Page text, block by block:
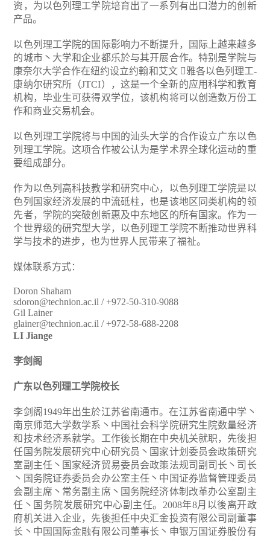
资，为以色列理工学院培育出了一系列有出口潜力的创新
产品。
以色列理工学院的国际影响力不断提升，国际上越来越多
的城市丶大学和企业都乐於与其开展合作。特别是学院与
康奈尔大学合作在纽约设立约翰和艾文 雅各以色列理工-
康纳尔研究所（JTCI），这是一个全新的应用科学和教育
机构，毕业生可获得双学位，该机构将可以创造数万份工
作和商业交易机会。
以色列理工学院将与中国的汕头大学的合作设立广东以色
列理工学院。这项合作被公认为是学术界全球化运动的重
要组成部分。
作为以色列高科技教学和研究中心，以色列理工学院是以
色列国家经济发展的中流砥柱，也是该地区同类机构的领
先者，学院的突破创新惠及中东地区的所有国家。作为一
个世界级的研究型大学，以色列理工学院不断推动世界科
学与技术的进步，也为世界人民带来了福祉。
媒体联系方式：
Doron Shaham
sdoron@technion.ac.il / +972-50-310-9088
Gil Lainer
glainer@technion.ac.il / +972-58-688-2208
LI Jiange
李剑阁
广东以色列理工学院校长
李剑阁1949年出生於江苏省南通市。在江苏省南通中学丶
南京师范大学数学系丶中国社会科学院研究生院数量经济
和技术经济系就学。工作後长期在中央机关就职，先後担
任国务院发展研究中心研究员丶国家计划委员会政策研究
室副主任丶国家经济贸易委员会政策法规司副司长丶司长
丶国务院证券委员会办公室主任丶中国证券监督管理委员
会副主席丶常务副主席丶国务院经济体制改革办公室副主
任丶国务院发展研究中心副主任。2008年8月以後离开政
府机关进入企业，先後担任中央汇金投资有限公司副董事
长丶中国国际金融有限公司董事长丶申银万国证券股份有